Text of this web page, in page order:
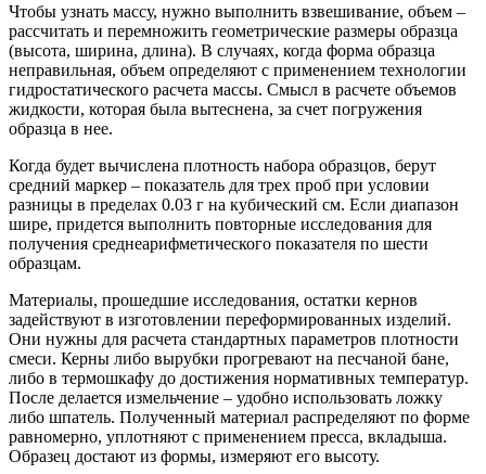
Чтобы узнать массу, нужно выполнить взвешивание, объем –
рассчитать и перемножить геометрические размеры образца
(высота, ширина, длина). В случаях, когда форма образца
неправильная, объем определяют с применением технологии
гидростатического расчета массы. Смысл в расчете объемов
жидкости, которая была вытеснена, за счет погружения
образца в нее.
Когда будет вычислена плотность набора образцов, берут
средний маркер – показатель для трех проб при условии
разницы в пределах 0.03 г на кубический см. Если диапазон
шире, придется выполнить повторные исследования для
получения среднеарифметического показателя по шести
образцам.
Материалы, прошедшие исследования, остатки кернов
задействуют в изготовлении переформированных изделий.
Они нужны для расчета стандартных параметров плотности
смеси. Керны либо вырубки прогревают на песчаной бане,
либо в термошкафу до достижения нормативных температур.
После делается измельчение – удобно использовать ложку
либо шпатель. Полученный материал распределяют по форме
равномерно, уплотняют с применением пресса, вкладыша.
Образец достают из формы, измеряют его высоту.